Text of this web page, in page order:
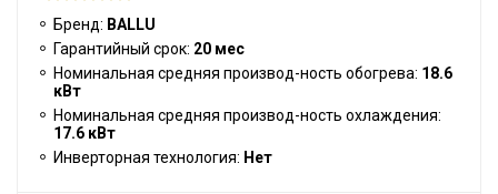
Бренд: BALLU
Гарантийный срок: 20 мес
Номинальная средняя производ-ность обогрева: 18.6
кВт
Номинальная средняя производ-ность охлаждения:
17.6 кВт
Инверторная технология: Нет